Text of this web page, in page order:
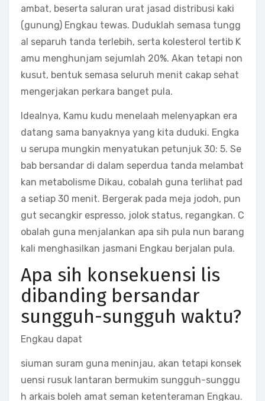
ambat, beserta saluran urat jasad distribusi kaki
(gunung) Engkau tewas. Duduklah semasa tungg
al separuh tanda terlebih, serta kolesterol tertib K
amu menghunjam sejumlah 20%. Akan tetapi non
kusut, bentuk semasa seluruh menit cakap sehat
mengerjakan perkara banget pula.
Idealnya, Kamu kudu menelaah melenyapkan era
datang sama banyaknya yang kita duduki. Engka
u serupa mungkin menyatukan petunjuk 30: 5. Se
bab bersandar di dalam seperdua tanda melambat
kan metabolisme Dikau, cobalah guna terlihat pad
a setiap 30 menit. Bergerak pada meja jodoh, pun
gut secangkir espresso, jolok status, regangkan. C
obalah guna menjalankan apa sih pula nun barang
kali menghasilkan jasmani Engkau berjalan pula.
Apa sih konsekuensi lis
dibanding bersandar
sungguh-sungguh waktu?
Engkau dapat
siuman suram guna meninjau, akan tetapi konsek
uensi rusuk lantaran bermukim sungguh-sunggu
h arkais boleh amat seman ketenteraman Engkau.